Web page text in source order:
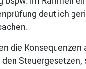
deutlich
die Konsequenzen
Steuergesetzen,